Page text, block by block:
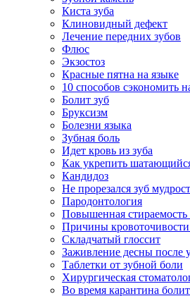
Киста зуба
Клиновидный дефект
Лечение передних зубов
Флюс
Экзостоз
Красные пятна на языке
10 способов сэкономить
Болит зуб
Бруксизм
Болезни языка
Зубная боль
Идет кровь из зуба
Как укрепить
Кандидоз
Не прорезался зуб
Пародонтология
Повышенная стираемость
Причины кровоточивости
Складчатый глоссит
Заживление десны после
Таблетки от зубной боли
Хирургическая
Во время карантина